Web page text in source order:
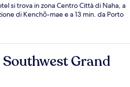
si trova in zona Centro Città di Naha, a
di Kenchō-mae e a 13 min. da Porto
Grand